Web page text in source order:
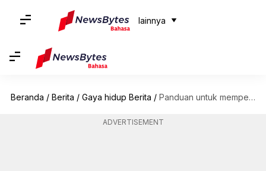
lainnya
Beranda / Berita / Gaya hidup Berita / Panduan untuk memperkuat sisi tubuh Anda yang lebih lemah
ADVERTISEMENT